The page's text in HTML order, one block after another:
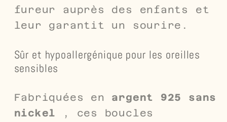
fureur auprès des enfants et
leur garantit un sourire.
Sûr et hypoallergénique pour les oreilles
sensibles
Fabriquées en argent 925 sans
nickel , ces boucles